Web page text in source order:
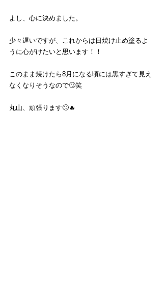
よし、心に決めました。
少々遅いですが、これからは日焼け止め塗るよ
うに心がけたいと思います！！
このまま焼けたら8月になる頃には黒すぎて見え
なくなりそうなので🙄笑
丸山、頑張ります🙄🔥